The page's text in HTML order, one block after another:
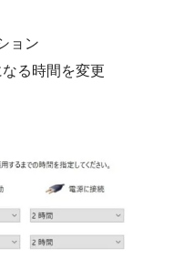
ョン
る時間を変更